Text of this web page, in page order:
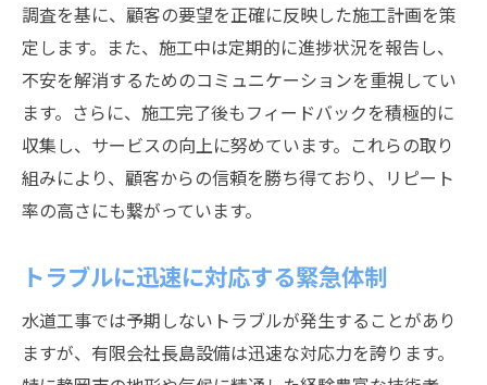
調査を基に、顧客の要望を正確に反映した施工計画を策
定します。また、施工中は定期的に進捗状況を報告し、
不安を解消するためのコミュニケーションを重視してい
ます。さらに、施工完了後もフィードバックを積極的に
収集し、サービスの向上に努めています。これらの取り
組みにより、顧客からの信頼を勝ち得ており、リピート
率の高さにも繋がっています。
トラブルに迅速に対応する緊急体制
水道工事では予期しないトラブルが発生することがあり
ますが、有限会社長島設備は迅速な対応力を誇ります。